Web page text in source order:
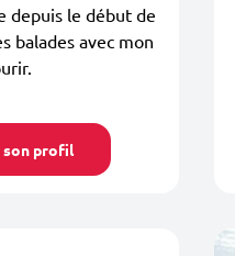
depuis le début de
balades avec mon
son profil